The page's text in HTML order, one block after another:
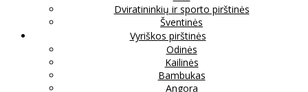
Dviratininkių ir sporto pirštinės
Šventinės
Vyriškos pirštinės
Odinės
Kailinės
Bambukas
Angora